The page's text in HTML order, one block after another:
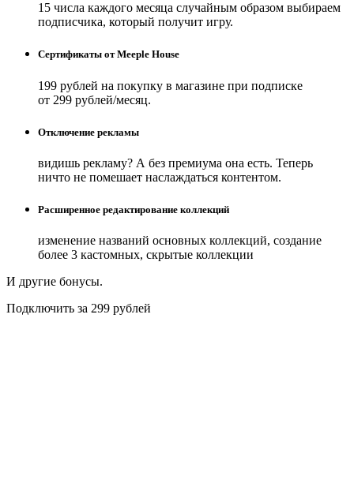
15 числа каждого месяца случайным образом выбираем
подписчика, который получит игру.
Сертификаты от Meeple House
199 рублей на покупку в магазине при подписке
от 299 рублей/месяц.
Отключение рекламы
видишь рекламу? А без премиума она есть. Теперь
ничто не помешает наслаждаться контентом.
Расширенное редактирование коллекций
изменение названий основных коллекций, создание
более 3 кастомных, скрытые коллекции
И другие бонусы.
Подключить за 299 рублей